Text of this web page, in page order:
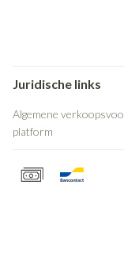
Juridische links
Algemene
platform